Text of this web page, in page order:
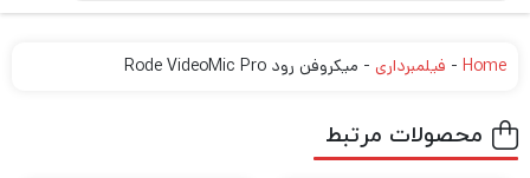
Home
- فیلمبرداری - میکروفن رود Rode VideoMic Pro
محصولات مرتبط